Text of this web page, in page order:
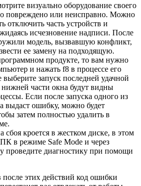
визуально оборудование своего
повреждено или неисправно. Можно
отключить часть устройств и
исчезновение надписи. После
модель, вызвавшую конфликт,
ее замену на подходящую.
продукте, то вам нужно
и нажать f8 в процессе его
запуск последней удачной
части окна будут видны
Если после запуска одного из
выдаст ошибку, можно будет
затем полностью удалить в
кроется в жестком диске, в этом
ПК в режиме Safe Mode и через
проведите диагностику при помощи
этих действий код ошибки